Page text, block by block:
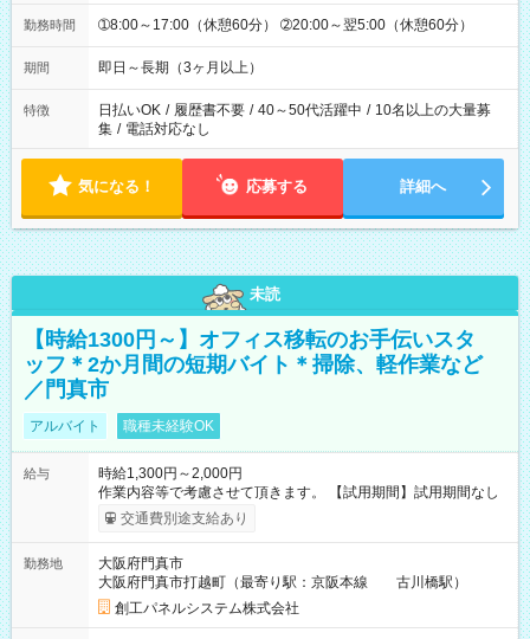
勤務時間 ➀8:00～17:00（休憩60分） ➁20:00～翌5:00（休憩60分）
期間 即日～長期（3ヶ月以上）
特徴 日払いOK / 履歴書不要 / 40～50代活躍中 / 10名以上の大量募
集 / 電話対応なし
気になる！ 応募する 詳細へ
未読
【時給1300円～】オフィス移転のお手伝いスタ
ッフ＊2か月間の短期バイト＊掃除、軽作業など
／門真市
アルバイト 職種未経験OK
給与
時給1,300円～2,000円
作業内容等で考慮させて頂きます。 【試用期間】試用期間なし
交通費別途支給あり
勤務地
大阪府門真市
大阪府門真市打越町（最寄り駅：京阪本線 古川橋駅）
創工パネルシステム株式会社